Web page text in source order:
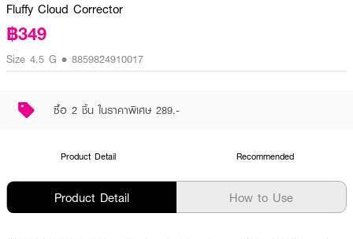
Fluffy Cloud Corrector
฿349
Size 4.5 G • 8859824910017
ซื้อ 2 ชิ้น ในราคาพิเศษ 289.-
Product Detail Recommended
Product Detail How to Use